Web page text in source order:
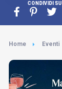
CONDIVIDI SU
Home Eventi